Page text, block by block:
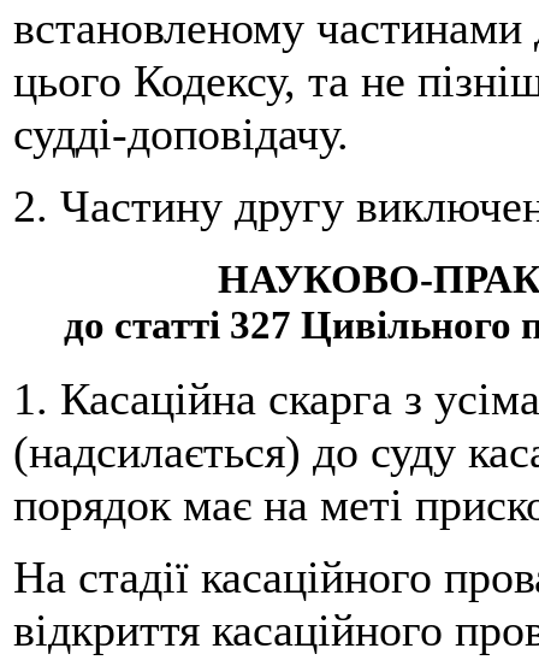
встановленому частинами
цього Кодексу, та не
судді-доповідачу.
2. Частину другу
НАУКОВО-
до статті 327 Цивільного
1. Касаційна скарга з
(надсилається) до суду
порядок має на меті
На стадії касаційного
відкриття касаційного